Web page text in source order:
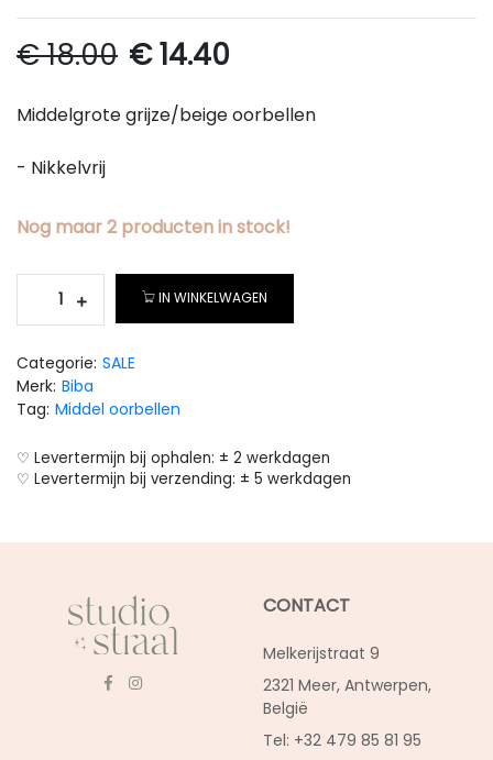
€18.00 €14.40
Middelgrote grijze/beige oorbellen
- Nikkelvrij
Nog maar2 productenin stock!
IN WINKELWAGEN
Categorie: SALE
Merk: Biba
Tag: Middel oorbellen
♡ Levertermijn bij ophalen: ± 2 werkdagen
♡ Levertermijn bij verzending: ± 5 werkdagen
CONTACT
Melkerijstraat 9
2321 Meer, Antwerpen,
België
Tel: +32 479 85 81 95